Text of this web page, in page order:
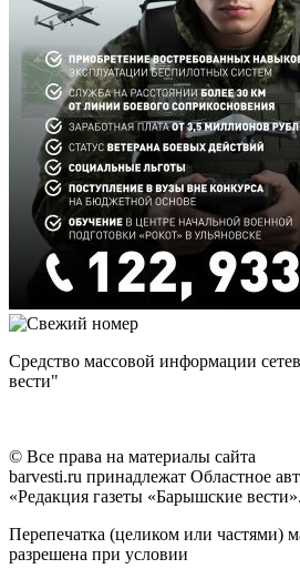
Средство массовой информации
вести"
© Все права на материалы сайта
barvesti.ru принадлежат Областное
«Редакция газеты «Барышские вести».
Перепечатка (целиком или частями)
разрешена при условии